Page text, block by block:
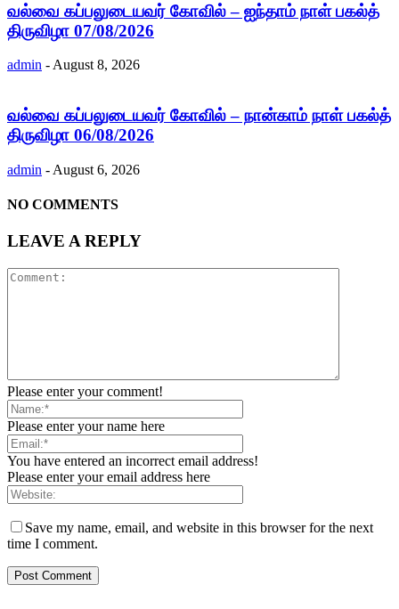
வல்வை கப்பலுடையவர் கோவில் – ஐந்தாம் நாள் பகல்த்
திருவிழா 07/08/2026
admin - August 8, 2026
வல்வை கப்பலுடையவர் கோவில் – நான்காம் நாள் பகல்த்
திருவிழா 06/08/2026
admin - August 6, 2026
NO COMMENTS
LEAVE A REPLY
Please enter your comment!
Please enter your name here
You have entered an incorrect email address!
Please enter your email address here
Save my name, email, and website in this browser for the next
time I comment.